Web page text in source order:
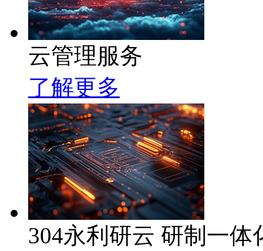
云管理服务
了解更多
304永利研云 研制一